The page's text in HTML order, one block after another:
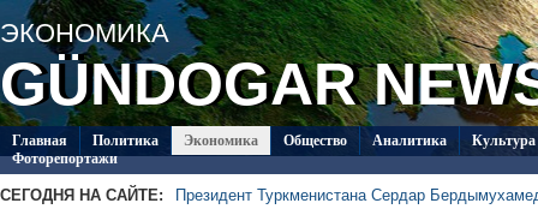
ЭКОНОМИКА
GÜNDOGAR
Главная Политикa Экономика Общество Аналитика
Культура
Фоторепортажи
СЕГОДНЯ НА САЙТЕ:
Президент Туркменистана Сердар